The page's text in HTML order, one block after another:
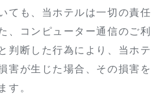
ても、当ホテルは一切の責任
、コンピューター通信のご利
判断した行為により、当ホテ
害が生じた場合、その損害を
す。